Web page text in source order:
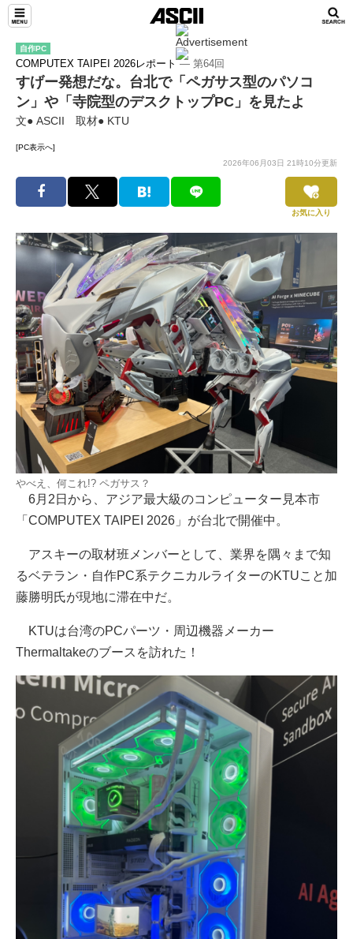
自作PC
COMPUTEX TAIPEI 2026レポート― 第64回
すげー発想だな。台北で「ペガサス型のパソコ
ン」や「寺院型のデスクトップPC」を見たよ
文● ASCII 取材● KTU
[PC表示へ]
2026年06月03日 21時10分更新
お気に入り
やべえ、何これ!? ペガサス？
6月2日から、アジア最大級のコンピューター見本市
「COMPUTEX TAIPEI 2026」が台北で開催中。
アスキーの取材班メンバーとして、業界を隅々まで知
るベテラン・自作PC系テクニカルライターのKTUこと加
藤勝明氏が現地に滞在中だ。
KTUは台湾のPCパーツ・周辺機器メーカー
Thermaltakeのブースを訪れた！